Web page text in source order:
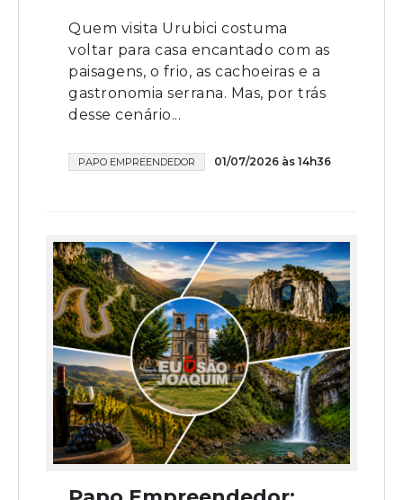
Quem visita Urubici costuma
voltar para casa encantado com as
paisagens, o frio, as cachoeiras e a
gastronomia serrana. Mas, por trás
desse cenário...
PAPO EMPREENDEDOR 01/07/2026 às 14h36